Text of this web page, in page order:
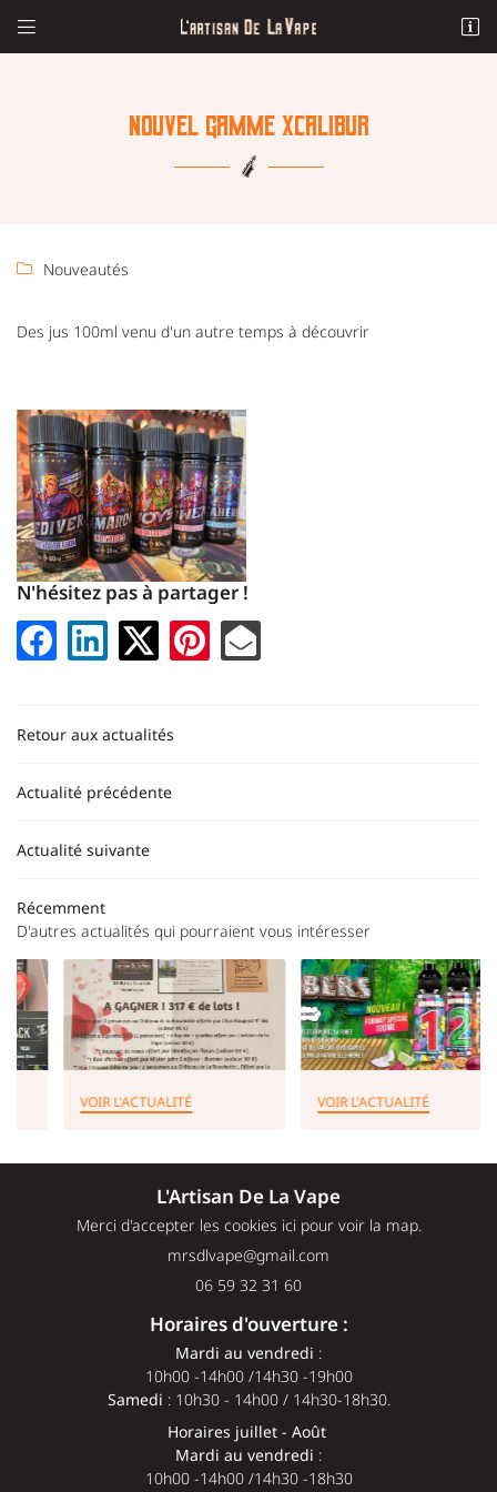

CONCEPT
ESHOP
AVIS
ACTUALITÉS
CONTACT

Rejoignez-
2, Rue Maréchal Leclerc
23000 Guéret
 Adresse email de réception
Recopier le code ci-contre
 Rafraîchir le captcha
En cochant cette case, vous consentez à recevoir nos propositions commerciales à
utilisantle formulaire de désinscription.
NOUVEL GAMME XCALIBUR
 Nouveautés
Des jus 100ml venu d'un autre temps à découvrir
N'hésitez pas à partager !
Retour aux actualités
Actualité précédente
Actualité suivante
Récemment
D'autres actualités qui pourraient vous intéresser
VOIR L'ACTUALITÉ VOIR L'ACTUALITÉ
L'Artisan De La Vape
Merci d'accepter les cookies ici pour voir la map.
06 59 32 31 60
Horaires d'ouverture :
Mardi au vendredi :
10h00 -14h00 /14h30 -19h00
Samedi : 10h30 - 14h00 / 14h30-18h30.
Horaires juillet - Août
Mardi au vendredi :
10h00 -14h00 /14h30 -18h30